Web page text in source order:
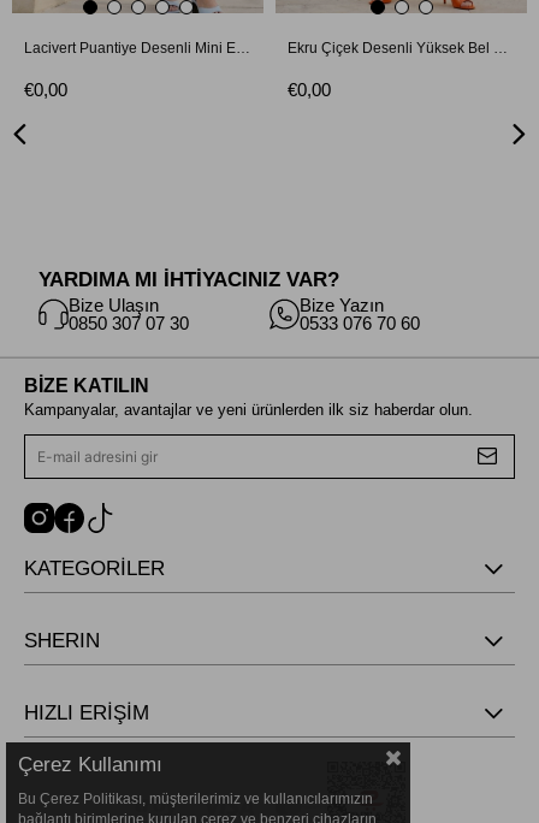
Lacivert Puantiye Desenli Mini Elbise
€0,00
Ekru Çiçek Desenli Yüksek Bel Bol Paça Pantolon
€0,00
YARDIMA MI İHTİYACINIZ VAR?
Bize Ulaşın
0850 307 07 30
Bize Yazın
0533 076 70 60
BİZE KATILIN
Kampanyalar, avantajlar ve yeni ürünlerden ilk siz haberdar olun.
KATEGORİLER
SHERIN
HIZLI ERİŞİM
Çerez Kullanımı
Bu Çerez Politikası, müşterilerimiz ve kullanıcılarımızın
bağlantı birimlerine kurulan çerez ve benzeri cihazların